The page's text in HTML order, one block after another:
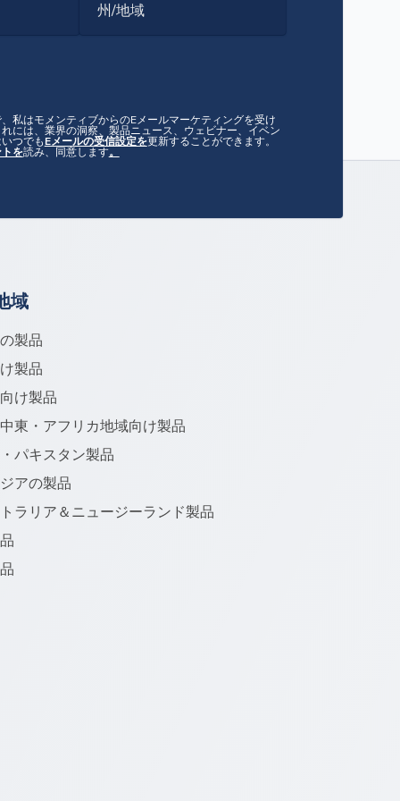
州/地域
私はモメンティブからのEメールマーケティングを受け
には、業界の洞察、製品ニュース、ウェビナー、イベン
つでもEメールの受信設定を更新することができます。
を読み、同意します。
域
製品
製品
け製品
東・アフリカ地域向け製品
パキスタン製品
アの製品
ラリア＆ニュージーランド製品